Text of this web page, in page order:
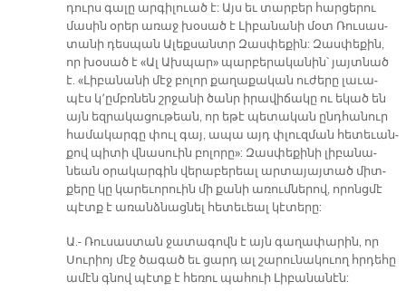
դուրս գա­լը ար­գի­լուած է: Այս եւ տար­բեր հար­ցե­րու
մա­սին օ­րեր ա­ռաջ խօ­սած է Լի­բա­նա­նի մօտ Ռու­սաս­
տա­նի դես­պան Ա­լեք­սանտր Զաս­փե­քին: Զաս­փե­քին,
որ խօ­սած է «Ալ Ախ­պար» պար­բե­րա­կա­նին՝ յայտ­նած
է. «Լի­բա­նա­նի մէջ բո­լոր քա­ղա­քա­կան ու­ժե­րը լա­ւա­
պէս կ՚ըմբռ­նեն շրջա­նի ծանր ի­րա­վի­ճա­կը ու ե­կած են
այն եզ­րա­կա­ցու­թեան, որ ե­թէ պե­տա­կան ընդ­հա­նուր
հա­մա­կար­գը փուլ գայ, ա­պա այդ փլուզ­ման հե­տե­ւան­
քով պի­տի վնա­սուին բո­լո­րը»: Զաս­փե­քի­նի լի­բա­նա­
նեան օ­րա­կար­գին վե­րա­բե­րեալ ար­տա­յայ­տած միտ­
քե­րը կը կա­րե­ւո­րուին մի քա­նի ա­ռում­նե­րով, ո­րոնց­մէ
պէտք է ա­ռանձ­նաց­նել հե­տե­ւեալ կէ­տե­րը:
Ա.- Ռու­սաս­տան ջա­տա­գովն է այն գա­ղա­փա­րին, որ
Սու­րիոյ մէջ ծա­գած եւ ցարդ ալ շա­րու­նա­կուող հրդե­հը
ա­մէն գնով պէտք է հե­ռու պա­հուի Լի­բա­նա­նէն: